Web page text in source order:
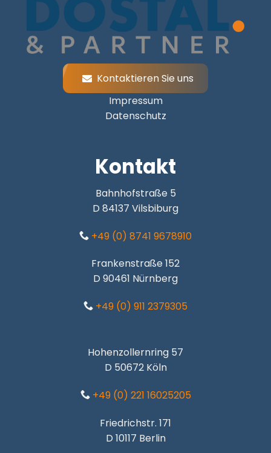
Kontaktieren Sie uns
Impressum
Datenschutz
Kontakt
Bahnhofstraße 5
D 84137 Vilsbiburg
+49 (0) 8741 9678910
Frankenstraße 152
D 90461 Nürnberg
+49 (0) 911 2379305
Hohenzollernring 57
D 50672 Köln
+49 (0) 221 16025205
Friedrichstr. 171
D 10117 Berlin